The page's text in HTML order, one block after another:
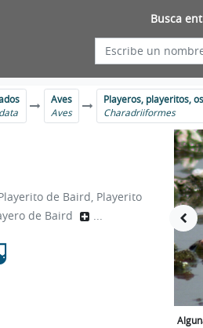
Busca
Aves
Aves
Playeros, playeritos,
Charadriiformes
de Baird, Playerito
de Baird
...